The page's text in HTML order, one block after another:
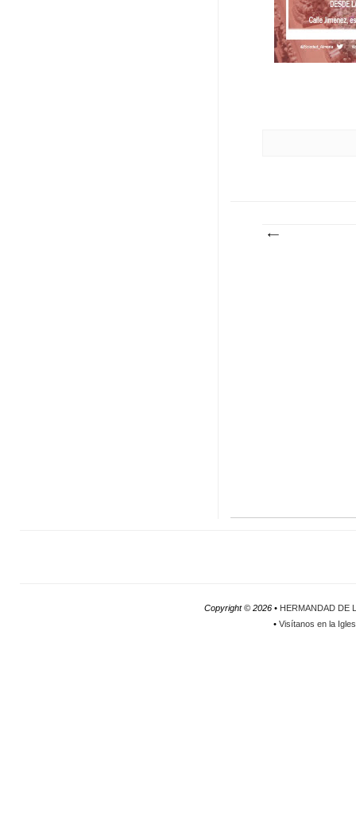
Copyright ©2026 • HERMANDAD DE
•Visítanos en la